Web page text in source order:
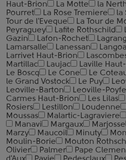
Haut-Brion
La Motte la
Pourret
La Rose Tremiere la
Tour de l'Eveque
La Tour de
Peyraguey
Lafite Rothschild
Gazin
Lafon-Rochet
Lamarsalle
Lanessan
Larrivet Haut-Brion
Martillac
Laujac Laville
Le Boscq
Le Cone Le
le Grand Vostock
Le Puy
Leoville-Barton
Leoville-
Carmes Haut-Brion
Les Lilas
Rosiers
Lestillon Loudenne
Moussas
Malartic-Lagraviere
Manavi
Margaux Marjosse
Marzy
Maucoil Minuty
Moulin-Borie
Mouton
Olivier
Palmer Pape